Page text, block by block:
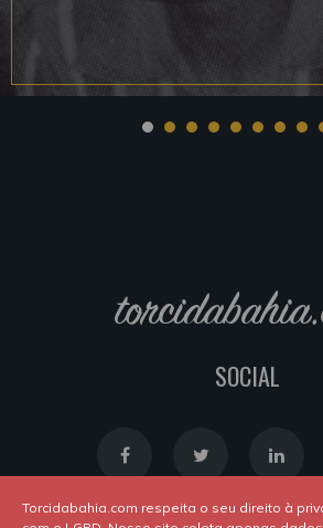
SOCIAL
Torcidabahia.com respeita o seu direito à